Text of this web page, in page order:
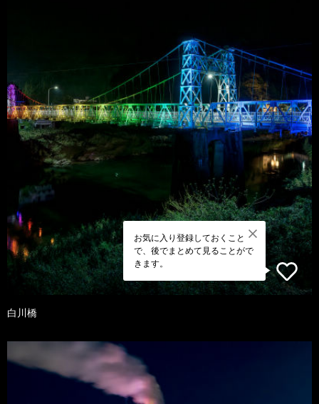
お気に入り登録しておくこと
で、後でまとめて見ることがで
きます。
白川橋